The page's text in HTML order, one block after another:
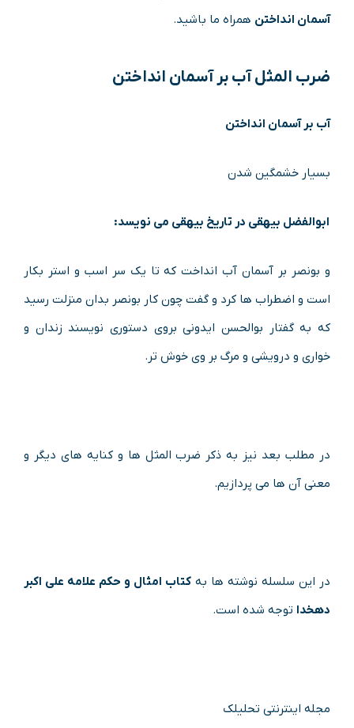
آسمان انداختن همراه ما باشید.
ضرب المثلآب بر آسمان انداختن
آب بر آسمان انداختن
بسیار خشمگین شدن
ابوالفضل بیهقی در تاریخ بیهقی می نویسد:
و بونصر بر آسمان آب انداخت که تا یک سر اسب و استر بکار
است و اضطراب ها کرد و گفت چون کار بونصر بدان منزلت رسید
که به گفتار بوالحسن ایدونی بروی دستوری نویسند زندان و
خواری و درویشی و مرگ بر وی خوش تر.
در مطلب بعد نیز به ذکر ضرب المثل ها و کنایه های دیگر و
معنی آن ها می پردازیم.
در این سلسله نوشته ها به کتاب امثال و حکم علامه علی اکبر
دهخدا توجه شده است.
مجله اینترنتی تحلیلک